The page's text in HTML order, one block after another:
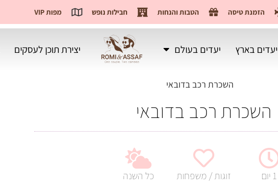
הזמנת טיסה הטבות והנחות חבילות נופש מפות VIP
יעדים בארץ יעדים בעולם יצירת תוכן לעסקים
השכרת רכב בדובאי
1 יום זוגות / משפחות כל השנה